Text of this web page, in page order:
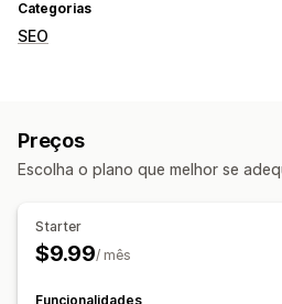
Categorias
SEO
Otimização de conteúdo
Rastreio da classificação
Preços
Escolha o plano que melhor se
Starter
$9.99/ mês
Funcionalidades